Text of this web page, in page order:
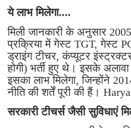
ये लाभ मिलेगा....
मिली जानकारी के अनुसार
प्रक्रिया में गेस्ट TGT, गेस्ट
ड्राइंग टीचर, कंप्यूटर
होगी) भर्ती हुए थे। इसके
इसका लाभ मिलेगा, जिन्होंने
नीति की शर्तें पूरी की हैं।
सरकारी टीचर्स जैसी सुविधाएं